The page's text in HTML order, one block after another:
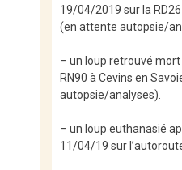
19/04/2019 sur la
(en attente autopsie/
– un loup retrouvé
RN90 à Cevins en
autopsie/analyses).
– un loup euthanasié
11/04/19 sur